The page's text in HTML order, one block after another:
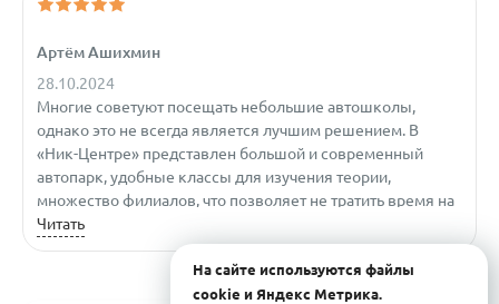
Артём Ашихмин
28.10.2024
Многие советуют посещать небольшие автошколы,
однако это не всегда является лучшим решением. В
«Ник-Центре» представлен большой и современный
автопарк, удобные классы для изучения теории,
множество филиалов, что позволяет не тратить время на
поездки в другие районы города. Вам даже предложат
выбрать место для начала практических занятий. Там
работает множество опытных инструкторов, и если у вас
возникнут проблемы с преподавателем, вы можете
Читать
На сайте используются файлы
cookie и Яндекс Метрика.